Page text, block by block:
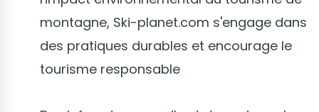
montagne, Ski-planet.com s'engage dans
des pratiques durables et encourage le
tourisme responsable